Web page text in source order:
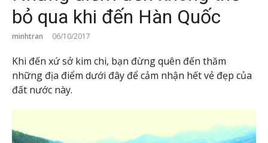
bỏ qua khi đến Hàn Quốc
minhtran 06/10/2017
Khi đến xứ sở kim chi, bạn đừng quên đến thăm
những địa điểm dưới đây để cảm nhận hết vẻ đẹp của
đất nước này.